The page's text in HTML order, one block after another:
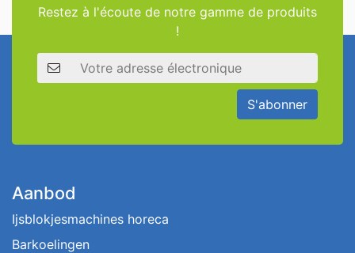
Restez à l'écoute de notre gamme de produits
!
Adresse électronique
S'abonner
Aanbod
Ijsblokjesmachines horeca
Barkoelingen